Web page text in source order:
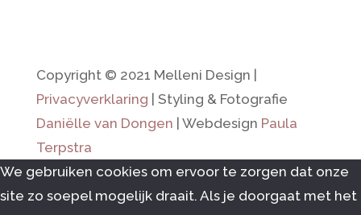
Copyright © 2021 Melleni Design |
Privacyverklaring
| Styling & Fotografie
Daniëlle van Dongen | Webdesign Paula
Terpstra
We gebruiken cookies om ervoor te zorgen dat onze
site zo soepel mogelijk draait. Als je doorgaat met het